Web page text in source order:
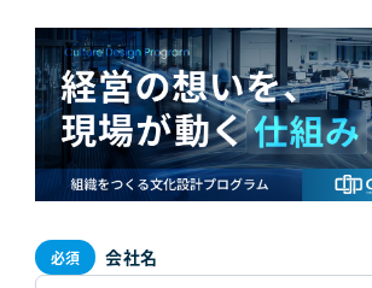
会社名